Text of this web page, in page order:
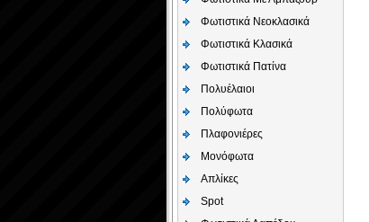
Φωτιστικά Νεοκλασικά
Φωτιστικά Κλασικά
Φωτιστικά Πατίνα
Πολυέλαιοι
Πολύφωτα
Πλαφονιέρες
Μονόφωτα
Απλίκες
Spot